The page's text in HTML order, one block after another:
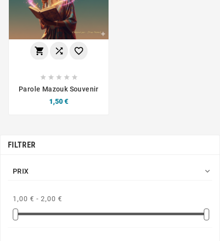
  
    
Parole Mazouk Souvenir
Prix
1,50 €
FILTRER
PRIX 
1,00 € - 2,00 €